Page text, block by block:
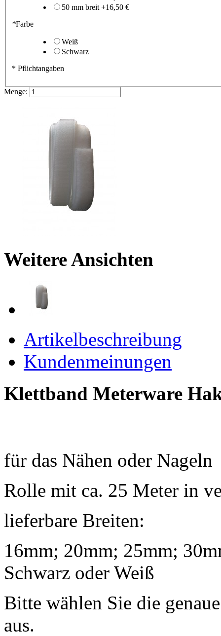
50 mm breit +16,50 €
*Farbe
Weiß
Schwarz
* Pflichtangaben
Menge:
Weitere Ansichten
Artikelbeschreibung
Kundenmeinungen
Klettband Meterware
für das Nähen oder Nageln
Rolle mit ca. 25 Meter in
lieferbare Breiten:
16mm; 20mm; 25mm;
Schwarz oder Weiß
Bitte wählen Sie die
aus.